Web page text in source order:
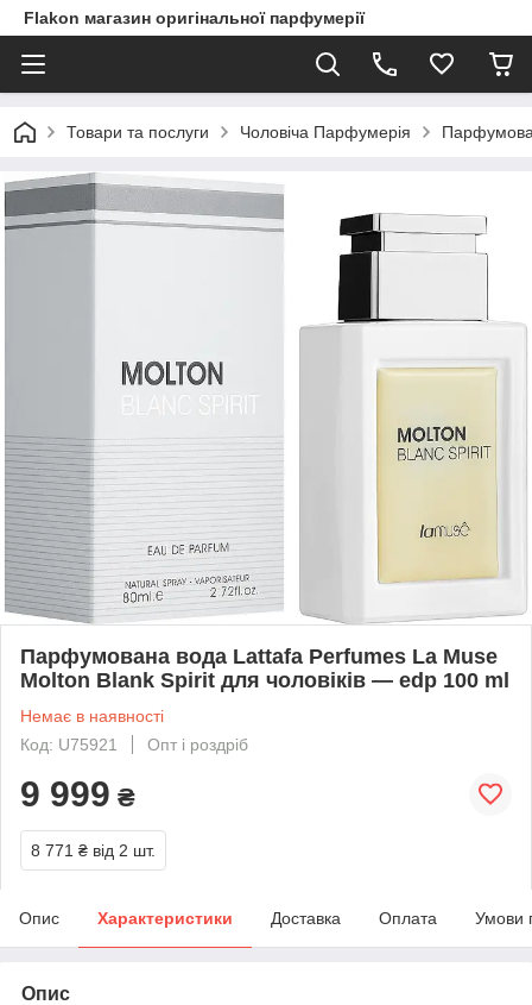
Flakon магазин оригінальної парфумерії
Товари та послуги Чоловіча Парфумерія
Парфумована вода Lattafa Perfumes La Muse
Molton Blank Spirit для чоловіків — edp 100 ml
Немає в наявності
Код: U75921
Опт і роздріб
9 999 ₴
8 771 ₴ від 2 шт.
Опис Характеристики Доставка Оплата Умови
Опис